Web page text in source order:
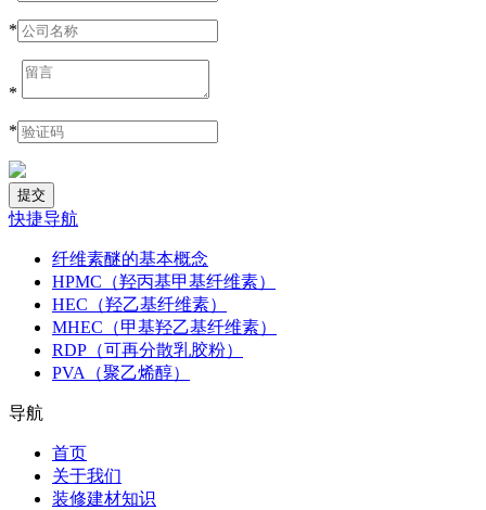
*
*
*
快捷导航
纤维素醚的基本概念
HPMC（羟丙基甲基纤维素）
HEC（羟乙基纤维素）
MHEC（甲基羟乙基纤维素）
RDP（可再分散乳胶粉）
PVA（聚乙烯醇）
导航
首页
关于我们
装修建材知识